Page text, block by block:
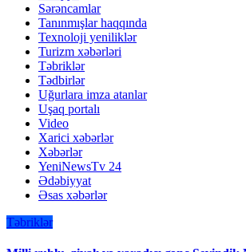
Sərəncamlar
Tanınmışlar haqqında
Texnoloji yeniliklər
Turizm xəbərləri
Təbriklər
Tədbirlər
Uğurlara imza atanlar
Uşaq portalı
Video
Xarici xəbərlər
Xəbərlər
YeniNewsTv 24
Ədəbiyyat
Əsas xəbərlər
Təbriklər